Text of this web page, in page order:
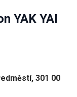
YAK YAI
301 00